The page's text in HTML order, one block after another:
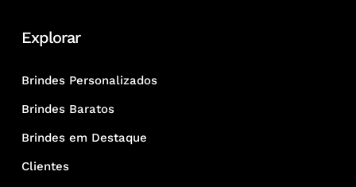
Explorar
Brindes Personalizados
Brindes Baratos
Brindes em Destaque
Clientes